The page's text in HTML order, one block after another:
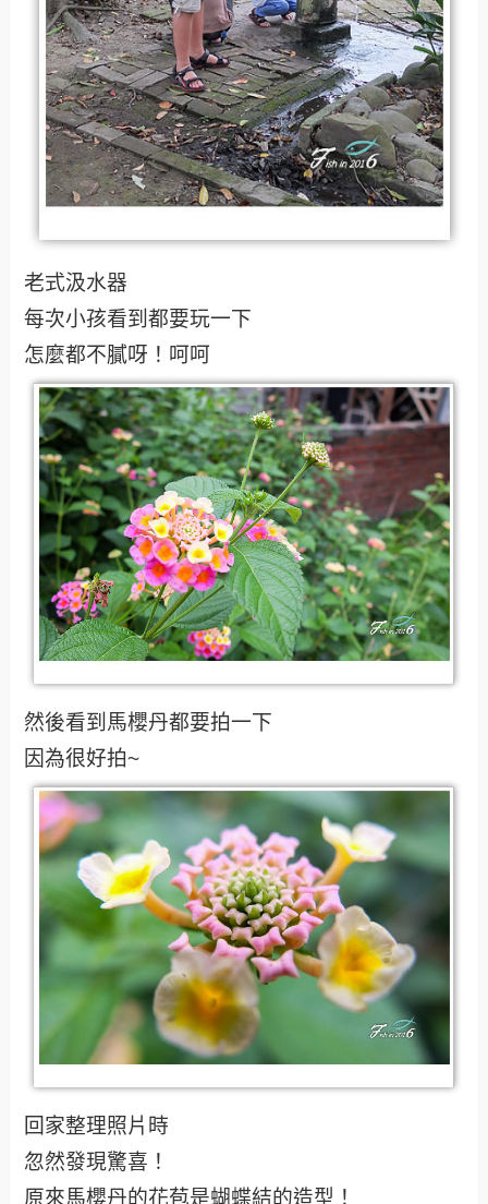
老式汲水器
每次小孩看到都要玩一下
怎麼都不膩呀！呵呵
然後看到馬櫻丹都要拍一下
因為很好拍~
回家整理照片時
忽然發現驚喜！
原來馬櫻丹的花苞是蝴蝶結的造型！